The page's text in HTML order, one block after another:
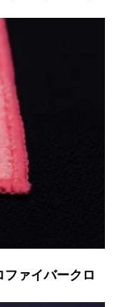
ァイバークロ